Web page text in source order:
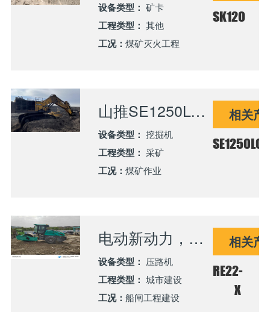
设备类型： 矿卡
工程类型： 其他
工况：煤矿灭火工程
SK120
山推SE1250LC电动挖机助力七泉湖新域井田项目高效推进
设备类型： 挖掘机
工程类型： 采矿
工况：煤矿作业
相关产
SE1250LC
电动新动力，绿色筑通道——RE22-X压路机助力杭甬运河新坝二线船闸工程高效推进
设备类型： 压路机
工程类型： 城市建设
工况：船闸工程建设
相关产
RE22-
X